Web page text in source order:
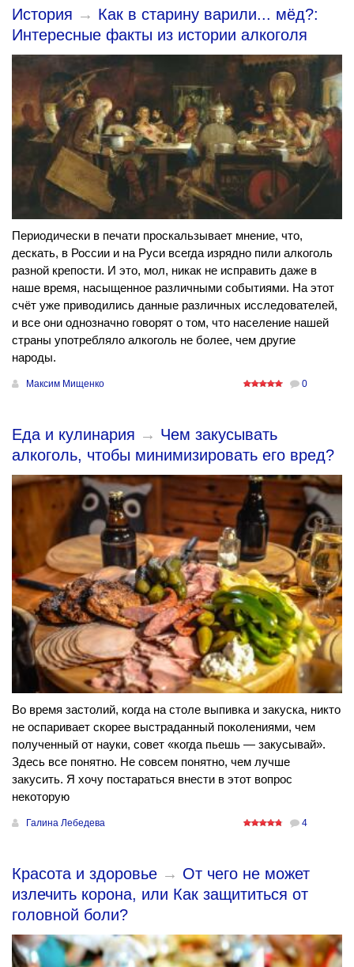
История → Как в старину варили... мёд?:
Интересные факты из истории алкоголя
Периодически в печати проскальзывает мнение, что,
дескать, в России и на Руси всегда изрядно пили алкоголь
разной крепости. И это, мол, никак не исправить даже в
наше время, насыщенное различными событиями. На этот
счёт уже приводились данные различных исследователей,
и все они однозначно говорят о том, что население нашей
страны употребляло алкоголь не более, чем другие
народы.
Максим Мищенко 0
Еда и кулинария → Чем закусывать
алкоголь, чтобы минимизировать его вред?
Во время застолий, когда на столе выпивка и закуска, никто
не оспаривает скорее выстраданный поколениями, чем
полученный от науки, совет «когда пьешь — закусывай».
Здесь все понятно. Не совсем понятно, чем лучше
закусить. Я хочу постараться внести в этот вопрос
некоторую
Галина Лебедева 4
Красота и здоровье → От чего не может
излечить корона, или Как защититься от
головной боли?